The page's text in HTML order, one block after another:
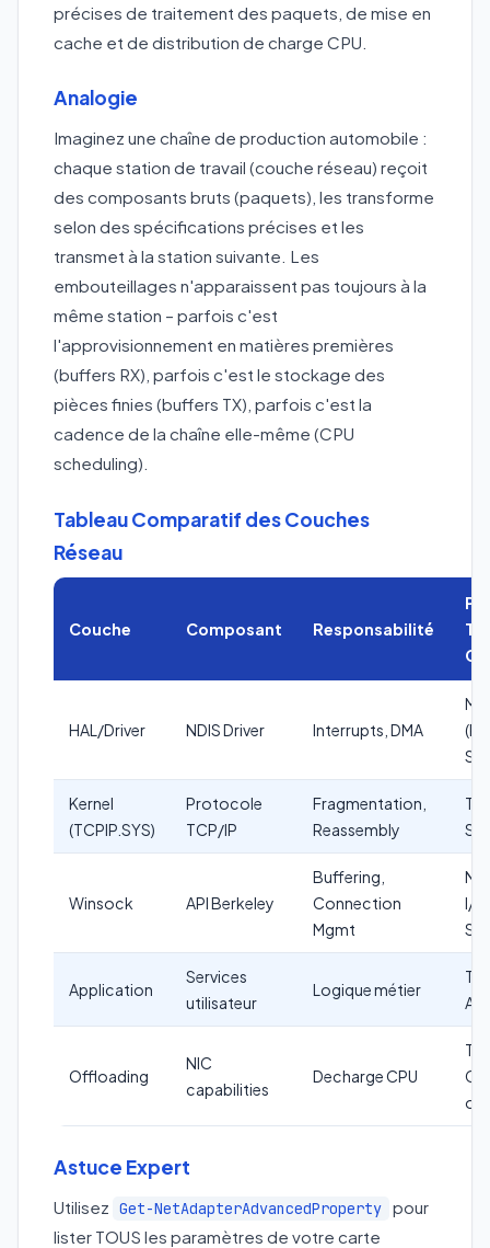
précises de traitement des paquets, de mise en
cache et de distribution de charge CPU.
Analogie
Imaginez une chaîne de production automobile :
chaque station de travail (couche réseau) reçoit
des composants bruts (paquets), les transforme
selon des spécifications précises et les
transmet à la station suivante. Les
embouteillages n'apparaissent pas toujours à la
même station – parfois c'est
l'approvisionnement en matières premières
(buffers RX), parfois c'est le stockage des
pièces finies (buffers TX), parfois c'est la
cadence de la chaîne elle-même (CPU
scheduling).
Tableau Comparatif des Couches
Réseau
Couche Composant Responsabilité
HAL/Driver NDIS Driver Interrupts, DMA
Kernel
(TCPIP.SYS)
Protocole
TCP/IP
Fragmentation,
Reassembly
Winsock API Berkeley
Buffering,
Connection
Mgmt
I/
Application
Services
utilisateur
Logique métier
Offloading
NIC
capabilities
Decharge CPU
Astuce Expert
Utilisez Get-NetAdapterAdvancedProperty pour
lister TOUS les paramètres de votre carte